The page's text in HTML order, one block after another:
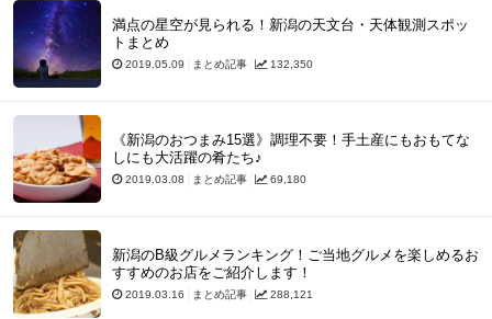
満点の星空が見られる！新潟の天文台・天体観測スポッ
トまとめ
2019.05.09 まとめ記事 132,350
《新潟のおつまみ15選》調理不要！手土産にもおもてな
しにも大活躍の肴たち♪
2019.03.08 まとめ記事 69,180
新潟のB級グルメランキング！ご当地グルメを楽しめるお
すすめのお店をご紹介します！
2019.03.16 まとめ記事 288,121